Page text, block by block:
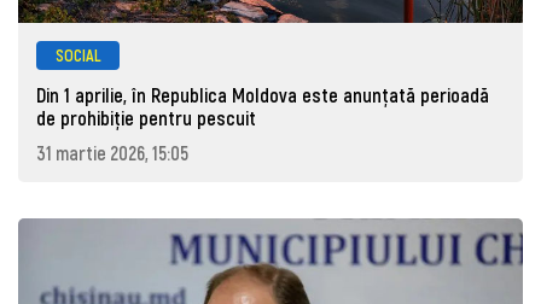
SOCIAL
Din 1 aprilie, în Republica Moldova este anunţată perioadă
de prohibiţie pentru pescuit
31 martie 2026, 15:05